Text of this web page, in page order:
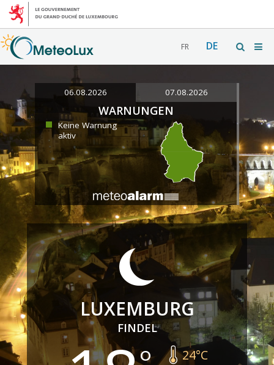
FR DE
06.08.2026 07.08.2026
WARNUNGEN
Keine Warnung
aktiv
LUXEMBURG
FINDEL
24°C